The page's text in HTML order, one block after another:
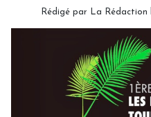
Rédigé par La Rédaction